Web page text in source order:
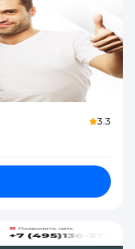
3.3